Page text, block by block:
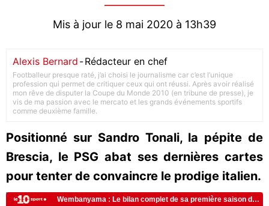
Mis à jour le 8 mai 2020 à 13h39
Alexis Bernard -Rédacteur en chef
Footballeur presque raté, j’ai choisi le journalisme car c’est l’unique
profession qui permet de critiquer ceux qui ont réussi. Après avoir réalisé
mon rêve de disputer la Coupe du Monde 2010 (en tribune de presse), je
vis de ma passion avec le mercato et les grands événements sportifs
comme deuxième famille.
Positionné sur Sandro Tonali, la pépite de
Brescia, le PSG abat ses dernières cartes
pour tenter de convaincre le prodige italien.